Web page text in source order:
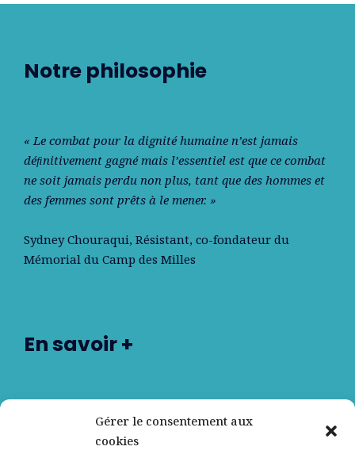
Gérer le consentement aux
cookies
Notre philosophie
« Le combat pour la dignité humaine n’est jamais
déﬁnitivement gagné mais l’essentiel est que ce combat
ne soit jamais perdu non plus, tant que des hommes et
des femmes sont prêts à le mener. »
Sydney Chouraqui, Résistant, co-fondateur du
Mémorial du Camp des Milles
En savoir +